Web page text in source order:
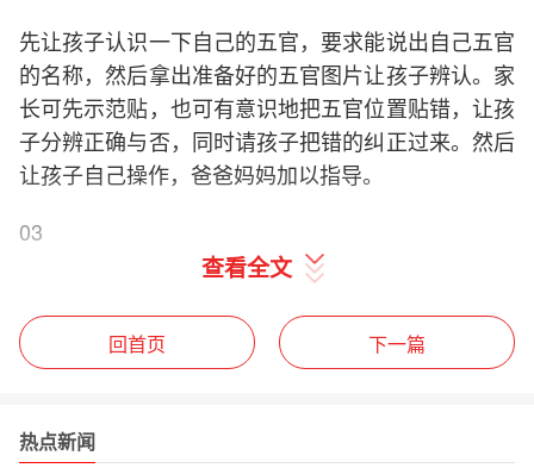
先让孩子认识一下自己的五官，要求能说出自己五官
的名称，然后拿出准备好的五官图片让孩子辨认。家
长可先示范贴，也可有意识地把五官位置贴错，让孩
子分辨正确与否，同时请孩子把错的纠正过来。然后
让孩子自己操作，爸爸妈妈加以指导。
03
训练目的：调节中心与平衡能力。
子，速度逐渐加快。
查看全文
回首页 下一篇
热点新闻